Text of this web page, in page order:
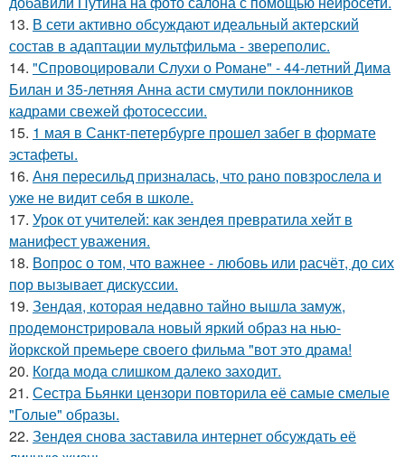
13. В сети активно обсуждают идеальный актерский
состав в адаптации мультфильма - звереполис.
14. "Спровоцировали Слухи о Романе" - 44-летний Дима
Билан и 35-летняя Анна асти смутили поклонников
кадрами свежей фотосессии.
15. 1 мая в Санкт-петербурге прошел забег в формате
эстафеты.
16. Аня пересильд призналась, что рано повзрослела и
уже не видит себя в школе.
17. Урок от учителей: как зендея превратила хейт в
манифест уважения.
18. Вопрос о том, что важнее - любовь или расчёт, до сих
пор вызывает дискуссии.
19. Зендая, которая недавно тайно вышла замуж,
продемонстрировала новый яркий образ на нью-
йоркской премьере своего фильма "вот это драма!
20. Когда мода слишком далеко заходит.
21. Сестра Бьянки цензори повторила её самые смелые
"Голые" образы.
22. Зендея снова заставила интернет обсуждать её